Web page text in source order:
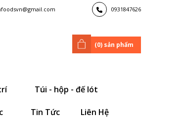
0931847626
(0) sản phẩm
Túi - hộp - đế lót
Tin Tức Liên Hệ